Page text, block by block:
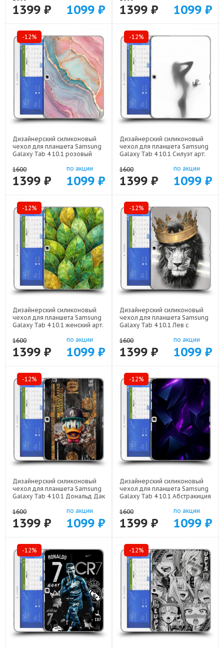
1399 ₽ 1099 ₽ 1399 ₽ 1099 ₽
-12%
Дизайнерский силиконовый
чехол для планшета Samsung
Galaxy Tab 4 10.1 розовый
1600
1399 ₽
по акции
1099 ₽
-12%
Дизайнерский силиконовый
чехол для планшета Samsung
Galaxy Tab 4 10.1 Силуэт арт:
1600
1399 ₽
по акции
1099 ₽
-12%
Дизайнерский силиконовый
чехол для планшета Samsung
Galaxy Tab 4 10.1 женский арт:
1600
1399 ₽
по акции
1099 ₽
-12%
Дизайнерский силиконовый
чехол для планшета Samsung
Galaxy Tab 4 10.1 Лев с
1600
1399 ₽
по акции
1099 ₽
-12%
Дизайнерский силиконовый
чехол для планшета Samsung
Galaxy Tab 4 10.1 Дональд Дак
1600
1399 ₽
по акции
1099 ₽
-12%
Дизайнерский силиконовый
чехол для планшета Samsung
Galaxy Tab 4 10.1 Абстракиция
1600
1399 ₽
по акции
1099 ₽
-12% -12%